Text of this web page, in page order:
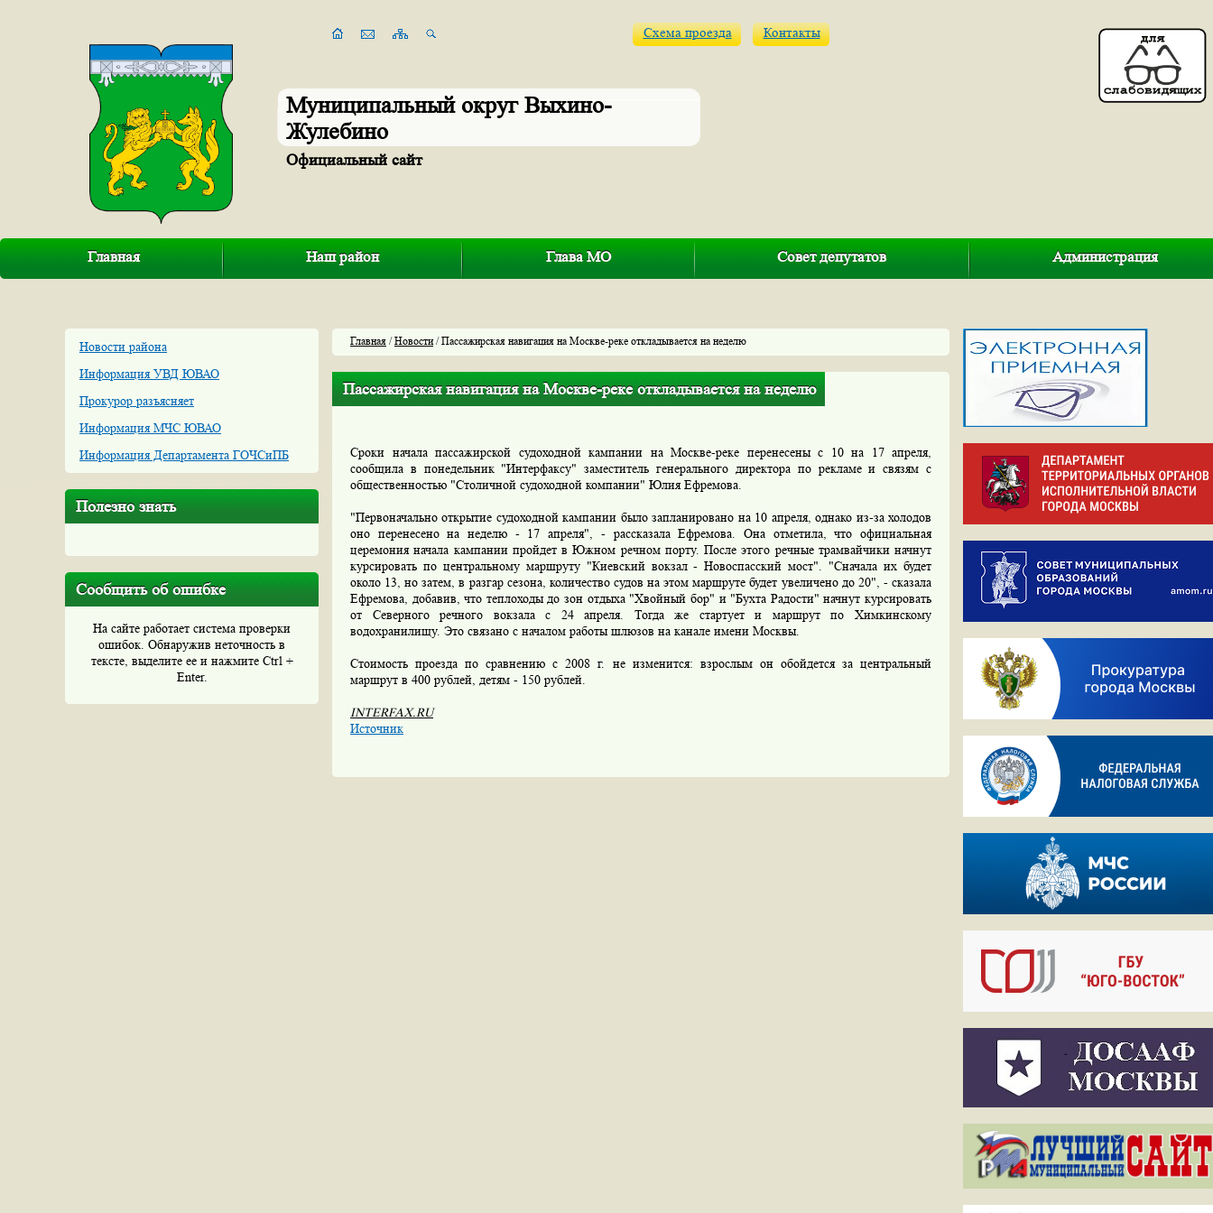
Муниципальный округ Выхино-
Жулебино
Официальный сайт
Схема проезда Контакты
Главная Наш район Глава МО Совет депутатов Администрация
Новости района
Информация УВД ЮВАО
Прокурор разъясняет
Информация МЧС ЮВАО
Информация Департамента ГОЧСиПБ
Полезно знать
Сообщить об ошибке
На сайте работает система проверки
ошибок. Обнаружив неточность в
тексте, выделите ее и нажмите Ctrl +
Enter.
Главная /Новости/ Пассажирская навигация на Москве-реке откладывается на неделю
Пассажирская навигация на Москве-реке откладывается на неделю
Сроки начала пассажирской судоходной кампании на Москве-реке перенесены с 10 на 17 апреля,
сообщила в понедельник "Интерфаксу" заместитель генерального директора по рекламе и связям с
общественностью "Столичной судоходной компании" Юлия Ефремова.
"Первоначально открытие судоходной кампании было запланировано на 10 апреля, однако из-за холодов
оно перенесено на неделю - 17 апреля", - рассказала Ефремова. Она отметила, что официальная
церемония начала кампании пройдет в Южном речном порту. После этого речные трамвайчики начнут
курсировать по центральному маршруту "Киевский вокзал - Новоспасский мост". "Сначала их будет
около 13, но затем, в разгар сезона, количество судов на этом маршруте будет увеличено до 20", - сказала
Ефремова, добавив, что теплоходы до зон отдыха "Хвойный бор" и "Бухта Радости" начнут курсировать
от Северного речного вокзала с 24 апреля. Тогда же стартует и маршрут по Химкинскому
водохранилищу. Это связано с началом работы шлюзов на канале имени Москвы.
Стоимость проезда по сравнению с 2008 г. не изменится: взрослым он обойдется за центральный
маршрут в 400 рублей, детям - 150 рублей.
INTERFAX.RU
Источник